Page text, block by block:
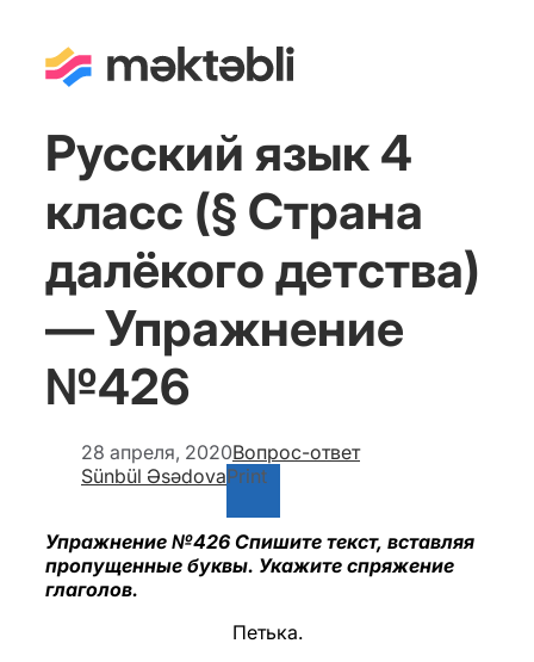
Русский язык 4
класс (§ Страна
далёкого детства)
— Упражнение
№426
28 апреля, 2020Вопрос-ответ
Sünbül ƏsədovaPrint
Упражнение №426 Спишите текст, вставляя
пропущенные буквы. Укажите спряжение
глаголов.
Петька.